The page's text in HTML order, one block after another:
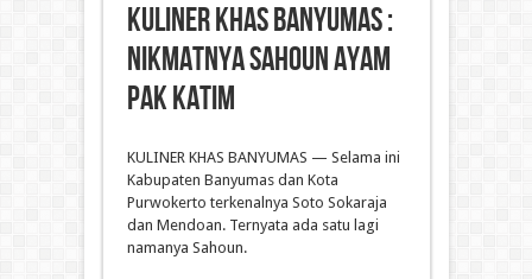
Kuliner Khas Banyumas :
Nikmatnya Sahoun Ayam
Pak Katim
KULINER KHAS BANYUMAS — Selama ini
Kabupaten Banyumas dan Kota
Purwokerto terkenalnya Soto Sokaraja
dan Mendoan. Ternyata ada satu lagi
namanya Sahoun.